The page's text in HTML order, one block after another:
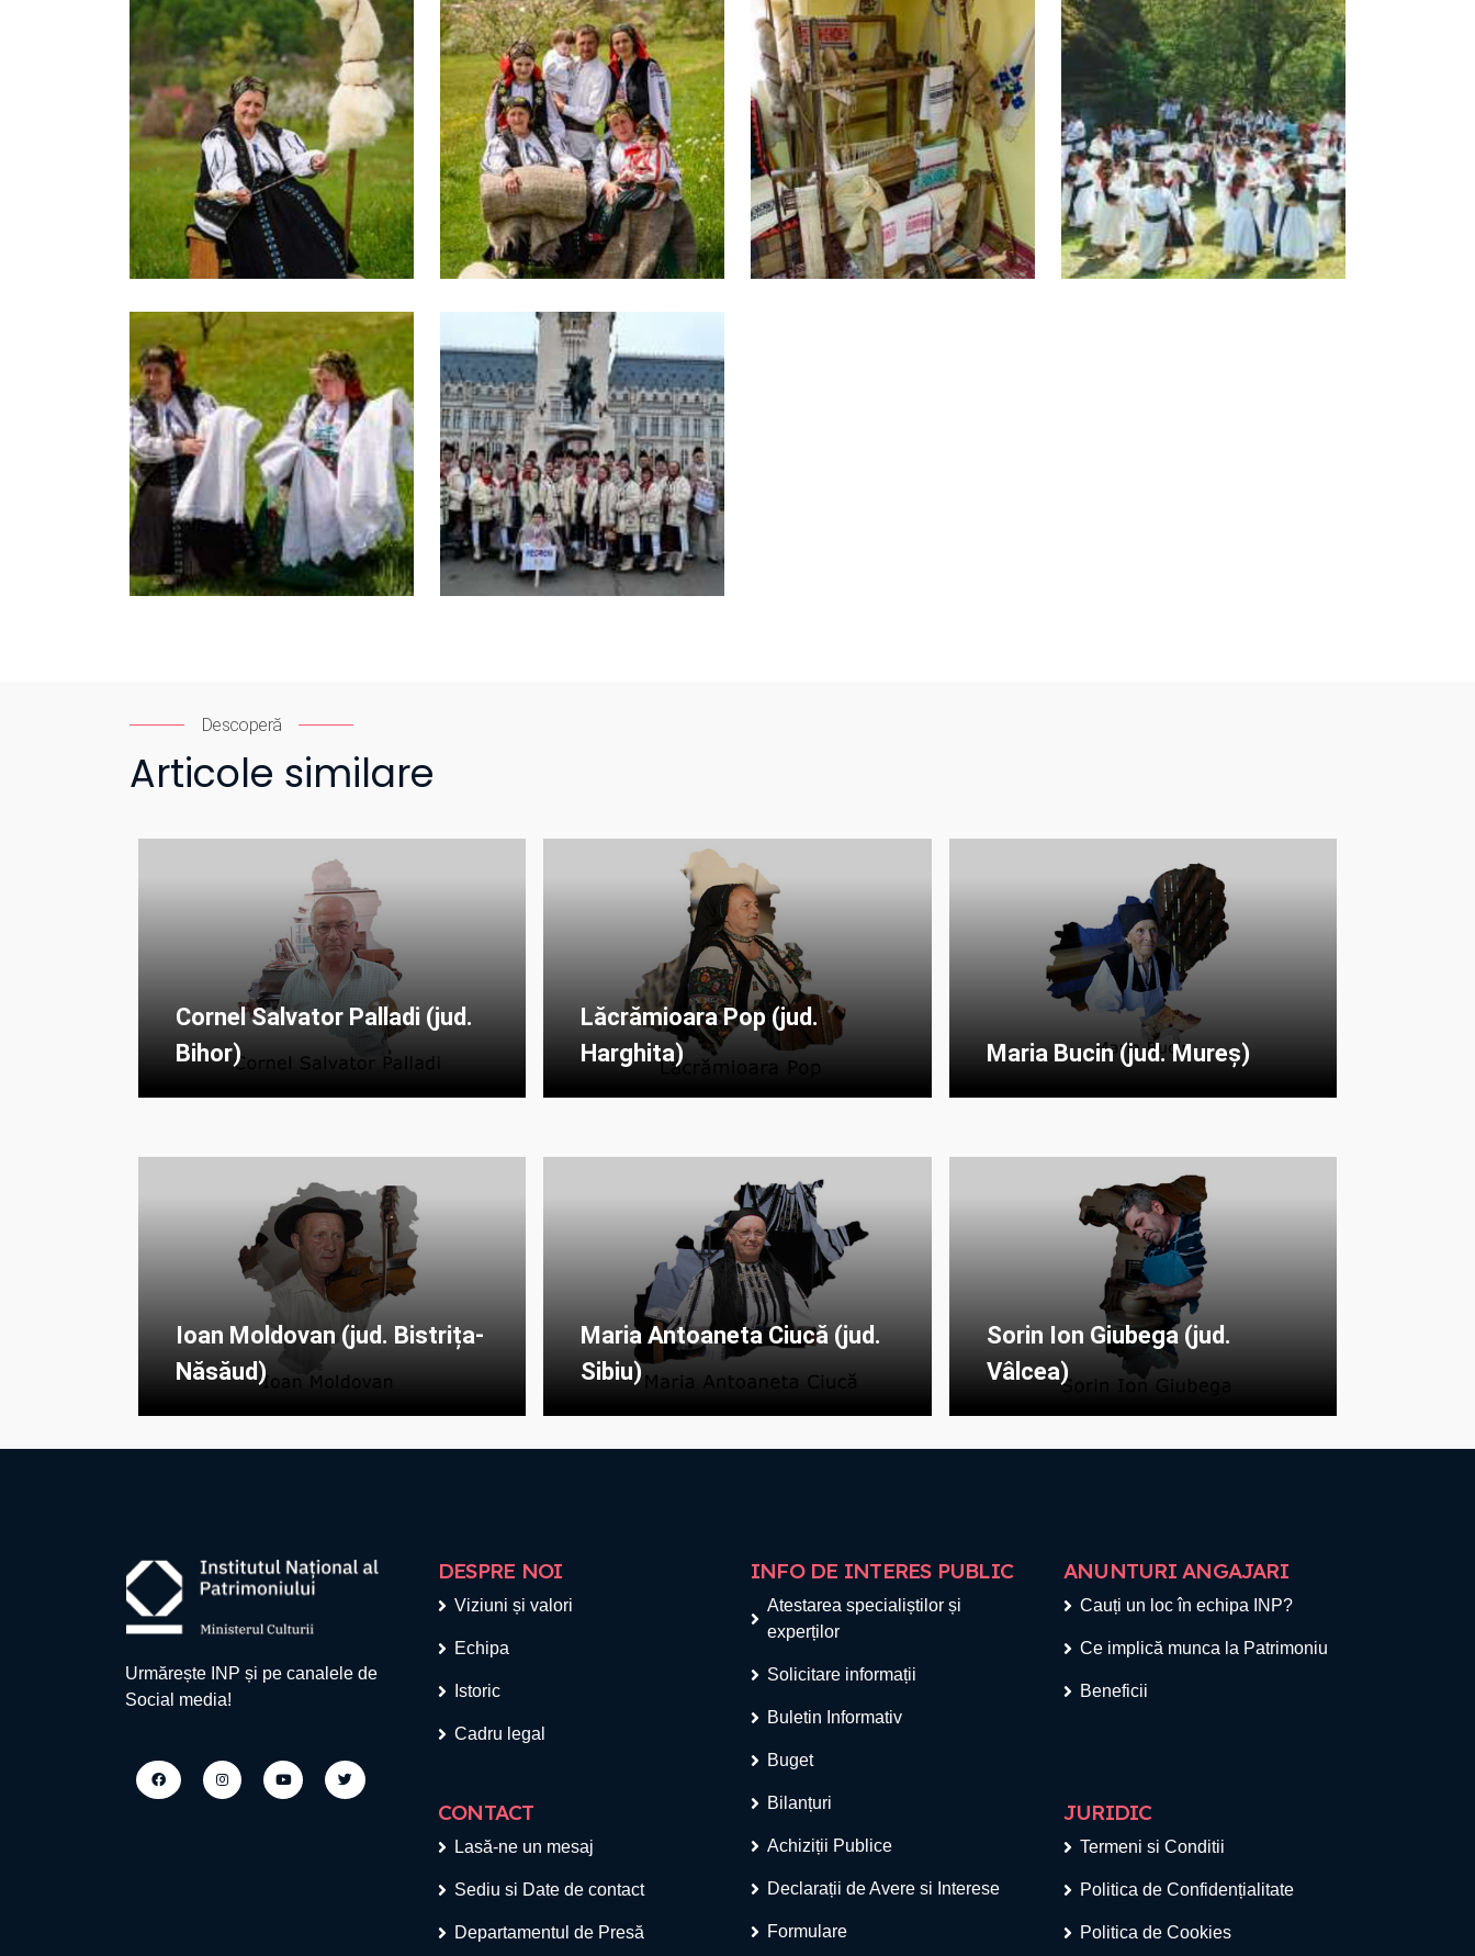
Descoperă
Articole similare
Cornel Salvator Palladi (jud.
Bihor)
Lăcrămioara Pop (jud.
Harghita)
Maria Bucin (jud. Mureș)
Ioan Moldovan (jud. Bistrița-
Năsăud)
Maria Antoaneta Ciucă (jud.
Sibiu)
Sorin Ion Giubega (jud.
Vâlcea)
Urmărește INP și pe canalele de
Social media!
DESPRE NOI
Viziuni și valori
Echipa
Istoric
Cadru legal
CONTACT
Lasă-ne un mesaj
Sediu si Date de contact
Departamentul de Presă
INFO DE INTERES PUBLIC
Atestarea specialiștilor și
experților
Solicitare informații
Buletin Informativ
Buget
Bilanțuri
Achiziții Publice
Declarații de Avere si Interese
Formulare
ANUNTURI ANGAJARI
Cauți un loc în echipa INP?
Ce implică munca la Patrimoniu
Beneficii
JURIDIC
Termeni si Conditii
Politica de Confidențialitate
Politica de Cookies